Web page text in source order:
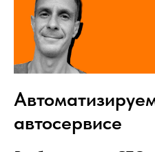
автосервисе